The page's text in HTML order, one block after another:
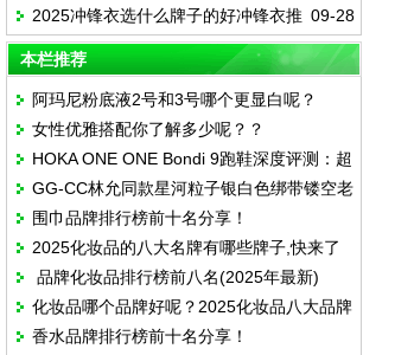
09-28
2025冲锋衣选什么牌子的好冲锋衣推
荐?精选6款高性价比硬核冲锋衣品牌！
本栏推荐
阿玛尼粉底液2号和3号哪个更显白呢？
女性优雅搭配你了解多少呢？？
HOKA ONE ONE Bondi 9跑鞋深度评测：超
厚缓震与支撑性能全解析
GG-CC林允同款星河粒子银白色绑带镂空老
爹鞋
围巾品牌排行榜前十名分享！
2025化妆品的八大名牌有哪些牌子,快来了
解一下吧!这些牌子你都知道吗!
品牌化妆品排行榜前八名(2025年最新)
化妆品哪个品牌好呢？2025化妆品八大品牌
排行榜
香水品牌排行榜前十名分享！